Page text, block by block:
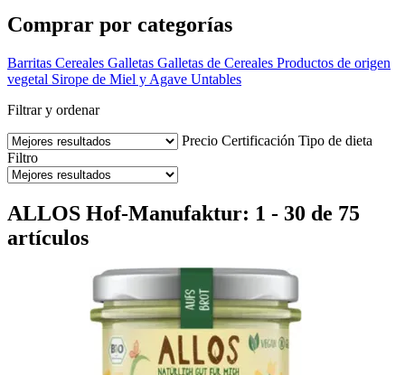
Comprar por categorías
Barritas Cereales Galletas Galletas de Cereales Productos de origen
vegetal Sirope de Miel y Agave Untables
Filtrar y ordenar
Precio Certificación Tipo de dieta
Filtro
ALLOS Hof-Manufaktur: 1 - 30 de 75
artículos